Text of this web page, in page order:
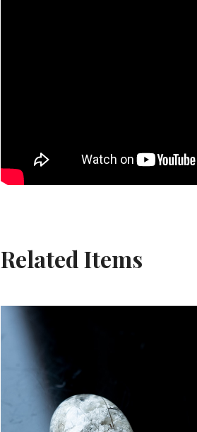
Related Items